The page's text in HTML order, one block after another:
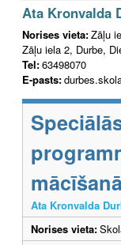
Ata Kronvalda
Norises vieta:Zāļu
Zāļu iela 2, Durbe,
Tel:63498070
E-pasts:
Ata Kronvalda
Norises vieta: